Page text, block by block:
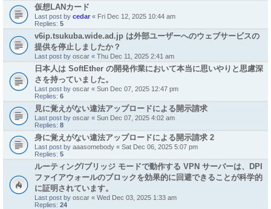
仮想LANカード
Last post by cedar « Fri Dec 12, 2025 10:44 am
Replies: 5
v6ip.tsukuba.wide.ad.jp は外部ユーザーへのウェブサービスの
提供を停止しましたか？
Last post by oscar « Thu Dec 11, 2025 2:41 am
日本人は SoftEther の開発作業において本当に思いやりと思慮深
さを持っていました。
Last post by oscar « Sun Dec 07, 2025 12:47 pm
Replies: 6
見に覚えがない違法アップロードによる開示請求
Last post by oscar « Sun Dec 07, 2025 4:02 am
Replies: 8
身に覚えがない違法アップロードによる開示請求 2
Last post by aaasomebody « Sat Dec 06, 2025 5:07 pm
Replies: 5
ルーティング/ブリッジ モードで動作する VPN サーバーは、DPI
ファイアウォールのブロックを効果的に回避できることが科学的
に証明されています。
Last post by oscar « Wed Dec 03, 2025 1:33 am
Replies: 24